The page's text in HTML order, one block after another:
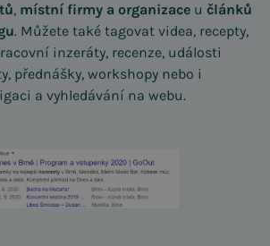
, místní firmy a organizace u článků
. Můžete také tagovat videa, recepty,
inzeráty, recenze, události
přednášky, workshopy nebo i
a vyhledávání na webu.